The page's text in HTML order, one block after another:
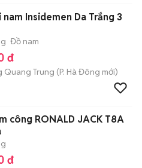
nam Insidemen Da Trắng 3
Đồ nam
đ
Quang Trung (P. Hà Đông mới)
công RONALD JACK T8A
đ